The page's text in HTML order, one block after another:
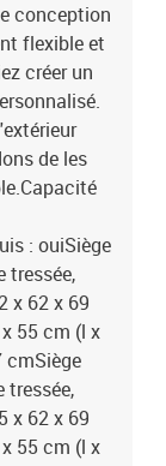
conception
flexible et
créer un
de les
: ouiSiège
tressée,
x 62 x 69
55 cm (l x
cmSiège
tressée,
x 62 x 69
55 cm (l x